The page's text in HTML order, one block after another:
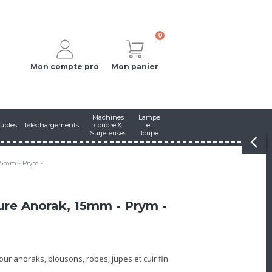
Mon compte pro
0
Mon panier
Téléchargements
Machines
coudre &
Surjeteuses
Lampe
et
loupe
- Prym -
Anorak, 15mm - Prym -
anoraks, blousons, robes, jupes et cuir fin